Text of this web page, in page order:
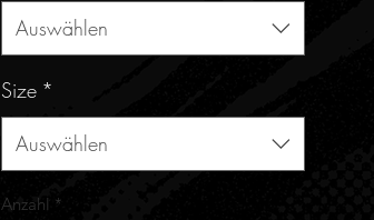
Auswählen
Size *
Auswählen
Anzahl *